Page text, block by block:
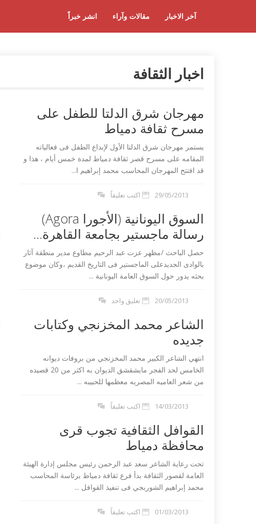
انشر خبراً مقالات وآراء آخر الاخبار
اخبار الثقافة
مهرجان شرق الدلتا للطفل على
مسرح ثقافة دمياط
يستمر مهرجان شرق الدلتا الأول لإبداع الطفل فى فعالياته
المقامه على مسرح قصر ثقافة دمياط لمدة خمس أيام ، هذا و
قد افتتح المهرجان المحاسب محمد إبراهيم ا...
29/05/2013 اكتب تعليقاً
السوق اليونانية (الأجورا Agora)
رسالة ماجستير بجامعة القاهرة...
حصل الباحث /مظهر عزت عبد الرحيم مطاوع مدير منطقة آثار
بالوادى الجديدعلى الماجستير فى التاريخ القديم ،وكان موضوع
بحثه يدور حول السوق العامة اليونانية ...
20/05/2013 تعليق واحد
الشاعر محمد المخزنجي وكتابات
جديده
انتهي الشاعر الكبير محمد المخزنجي من بروفات ديوانه
الخامس لحد الفجر مايشقشق الديوان به اكثر من 20 قصيده
من شعر العاميه المصريه معظمها للحبيبه ...
14/03/2013 اكتب تعليقاً
القوافل الثقافية تجوب قرى
محافظة دمياط
تحت رعاية الشاعر سعد عبد الرحمن رئيس مجلس إدارة الهيئة
العامة لقصور الثقافة بدأ فرع ثقافة دمياط برئاسة المحاسب
محمد إبراهيم الشوربجي فى تنفيذ القوافل ...
01/03/2013 اكتب تعليقاً
مصري في طرابلس...